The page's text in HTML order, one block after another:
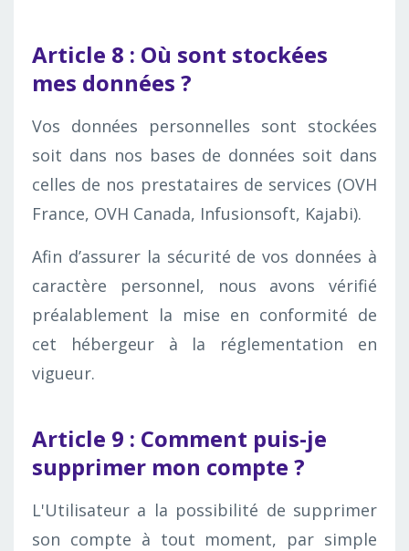
Article 8 : Où sont stockées
mes données ?
Vos données personnelles sont stockées
soit dans nos bases de données soit dans
celles de nos prestataires de services (OVH
France, OVH Canada, Infusionsoft, Kajabi).
Afin d’assurer la sécurité de vos données à
caractère personnel, nous avons vérifié
préalablement la mise en conformité de
cet hébergeur à la réglementation en
vigueur.
Article 9 : Comment puis-je
supprimer mon compte ?
L'Utilisateur a la possibilité de supprimer
son compte à tout moment, par simple